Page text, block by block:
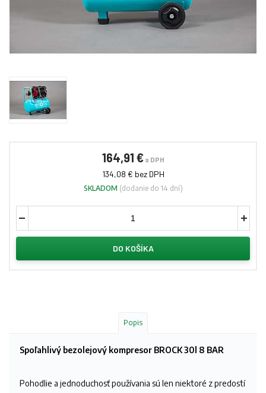
164,91 € s DPH
134,08 € bez DPH
SKLADOM (dodanie do 14 dní)
DO KOŠÍKA
Popis
Spoľahlivý bezolejový kompresor BROCK 30l 8 BAR
Pohodlie a jednoduchosť používania sú len niektoré z predostí